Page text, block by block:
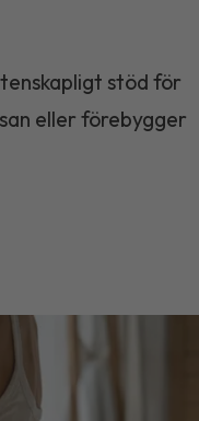
stöd för
eller förebygger